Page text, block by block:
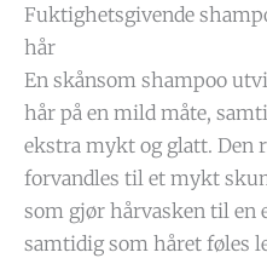
Fuktighetsgivende
hår
En skånsom shampoo
hår på en mild måte,
ekstra mykt og glatt. Den
forvandles til et mykt
som gjør hårvasken til en
samtidig som håret føles